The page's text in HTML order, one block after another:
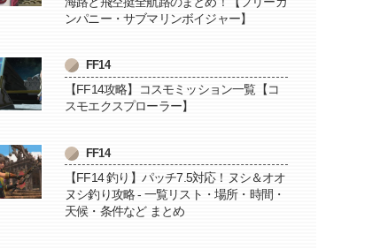
ンパニー・サブマリンボイジャー】
FF14
【FF14攻略】コスモミッション一覧【コ
スモエクスプローラー】
FF14
【FF14 釣り】パッチ7.5対応！ヌシ＆オオ
ヌシ釣り攻略 - 一覧リスト・場所・時間・
天候・条件など まとめ